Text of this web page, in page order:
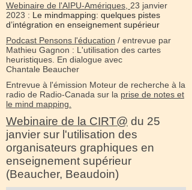
Webinaire de l'AIPU-Amériques, 23 janvier
2023 : Le mindmapping: quelques pistes
d’intégration en enseignement supérieur
Podcast Pensons l'éducation / entrevue par
Mathieu Gagnon : L'utilisation des cartes
heuristiques. En dialogue avec
Chantale Beaucher
Entrevue à l'émission Moteur de recherche à la
radio de Radio-Canada sur la prise de notes et
le mind mapping.
Webinaire de la CIRT@ du 25
janvier sur l'utilisation des
organisateurs graphiques en
enseignement supérieur
(Beaucher, Beaudoin)